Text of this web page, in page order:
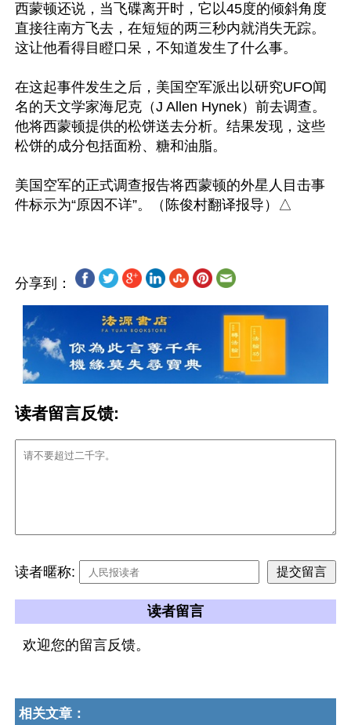
西蒙顿还说，当飞碟离开时，它以45度的倾斜角度
直接往南方飞去，在短短的两三秒内就消失无踪。
这让他看得目瞪口呆，不知道发生了什么事。
在这起事件发生之后，美国空军派出以研究UFO闻
名的天文学家海尼克（J Allen Hynek）前去调查。
他将西蒙顿提供的松饼送去分析。结果发现，这些
松饼的成分包括面粉、糖和油脂。
美国空军的正式调查报告将西蒙顿的外星人目击事
分享到：
读者留言反馈:
读者暱称:
读者留言
欢迎您的留言反馈。
相关文章：